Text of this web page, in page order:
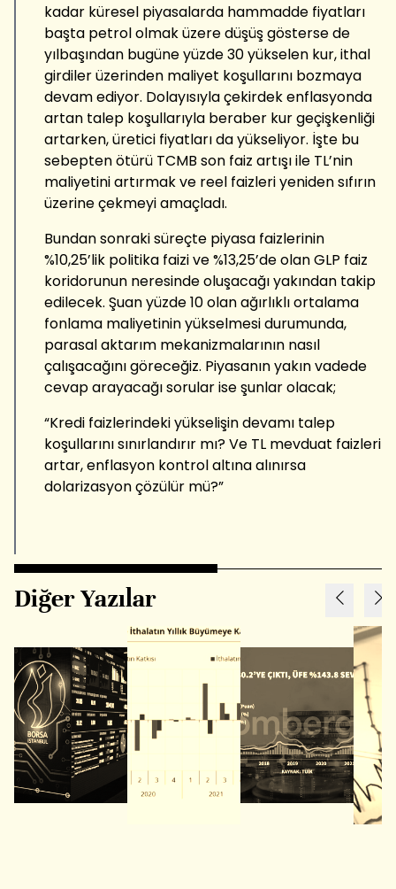
kadar küresel piyasalarda hammadde fiyatları
başta petrol olmak üzere düşüş gösterse de
yılbaşından bugüne yüzde 30 yükselen kur, ithal
girdiler üzerinden maliyet koşullarını bozmaya
devam ediyor. Dolayısıyla çekirdek enflasyonda
artan talep koşullarıyla beraber kur geçişkenliği
artarken, üretici fiyatları da yükseliyor. İşte bu
sebepten ötürü TCMB son faiz artışı ile TL’nin
maliyetini artırmak ve reel faizleri yeniden sıfırın
üzerine çekmeyi amaçladı.
Bundan sonraki süreçte piyasa faizlerinin
%10,25’lik politika faizi ve %13,25’de olan GLP faiz
koridorunun neresinde oluşacağı yakından takip
edilecek. Şuan yüzde 10 olan ağırlıklı ortalama
fonlama maliyetinin yükselmesi durumunda,
parasal aktarım mekanizmalarının nasıl
çalışacağını göreceğiz. Piyasanın yakın vadede
cevap arayacağı sorular ise şunlar olacak;
“Kredi faizlerindeki yükselişin devamı talep
koşullarını sınırlandırır mı? Ve TL mevduat faizleri
artar, enflasyon kontrol altına alınırsa
dolarizasyon çözülür mü?”
Diğer Yazılar